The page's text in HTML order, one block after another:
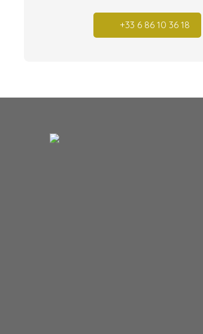
+33 6 86 10 36 18